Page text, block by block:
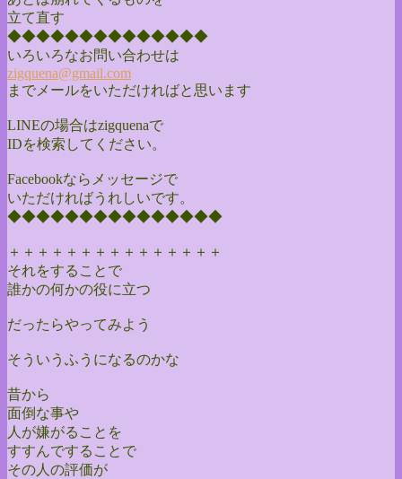
立て直す
◆◆◆◆◆◆◆◆◆◆◆◆◆◆
いろいろなお問い合わせは
zigquena@gmail.com
までメールをいただければと思います
LINEの場合はzigquenaで
IDを検索してください。
Facebookならメッセージで
いただければうれしいです。
◆◆◆◆◆◆◆◆◆◆◆◆◆◆◆
＋＋＋＋＋＋＋＋＋＋＋＋＋＋＋
それをすることで
誰かの何かの役に立つ
だったらやってみよう
そういうふうになるのかな
昔から
面倒な事や
人が嫌がることを
すすんですることで
その人の評価が